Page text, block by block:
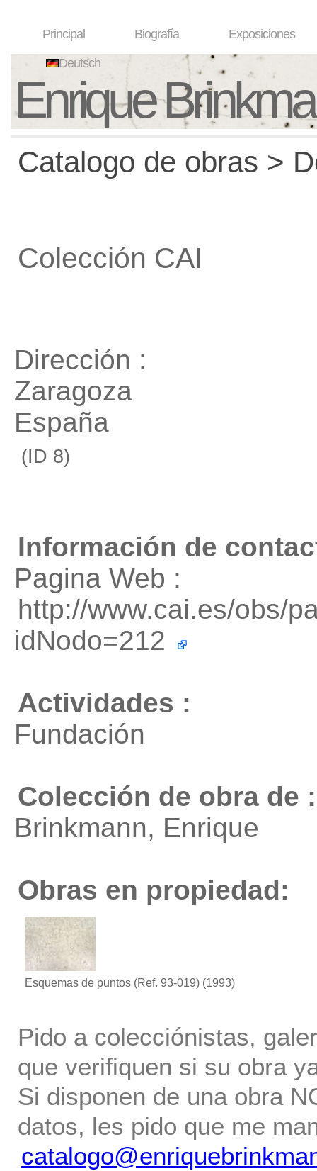
Principal Biografía Exposiciones
Deutsch
Enrique
Catalogo de obras >
Colección CAI
Dirección :
Zaragoza
España
(ID 8)
Información de
Pagina Web :
http://www.cai.es/obs/
idNodo=212
Actividades :
Fundación
Colección de obra de :
Brinkmann, Enrique
Obras en propiedad:
Esquemas de puntos (Ref. 93-019) (1993)
Pido a colecciónistas,
que verifiquen si su obra
Si disponen de una obra
datos, les pido que me